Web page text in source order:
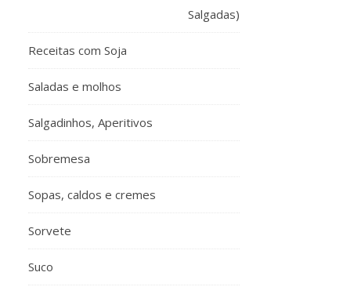
Salgadas)
Receitas com Soja
Saladas e molhos
Salgadinhos, Aperitivos
Sobremesa
Sopas, caldos e cremes
Sorvete
Suco